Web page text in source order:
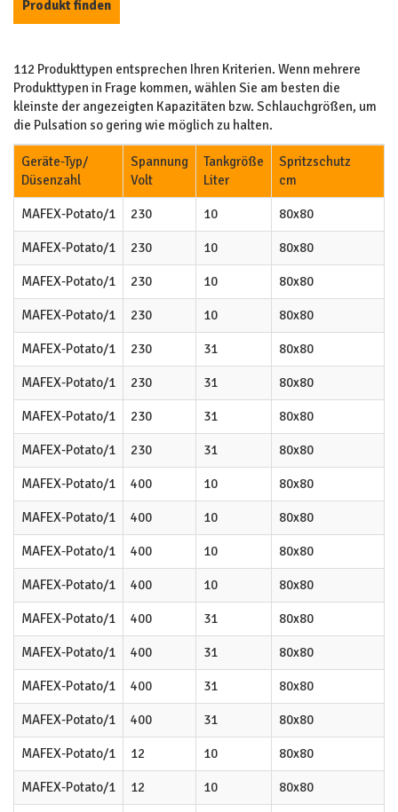
112 Produkttypen entsprechen Ihren Kriterien. Wenn mehrere
Produkttypen in Frage kommen, wählen Sie am besten die
kleinste der angezeigten Kapazitäten bzw. Schlauchgrößen, um
die Pulsation so gering wie möglich zu halten.
Geräte-Typ/
Düsenzahl
Spannung
Volt
Tankgröße
Liter
Spritzschutz
cm
MAFEX-Potato/1 230 10 80x80
MAFEX-Potato/1 230 10 80x80
MAFEX-Potato/1 230 10 80x80
MAFEX-Potato/1 230 10 80x80
MAFEX-Potato/1 230 31 80x80
MAFEX-Potato/1 230 31 80x80
MAFEX-Potato/1 230 31 80x80
MAFEX-Potato/1 230 31 80x80
MAFEX-Potato/1 400 10 80x80
MAFEX-Potato/1 400 10 80x80
MAFEX-Potato/1 400 10 80x80
MAFEX-Potato/1 400 10 80x80
MAFEX-Potato/1 400 31 80x80
MAFEX-Potato/1 400 31 80x80
MAFEX-Potato/1 400 31 80x80
MAFEX-Potato/1 400 31 80x80
MAFEX-Potato/1 12 10 80x80
MAFEX-Potato/1 12 10 80x80